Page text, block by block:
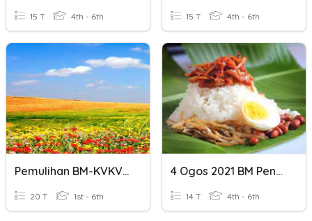
15 T 4th - 6th 15 T 4th - 6th
Pemulihan BM-KVKVKV
20 T 1st - 6th
4 Ogos 2021 BM Penulisan
14 T 4th - 6th